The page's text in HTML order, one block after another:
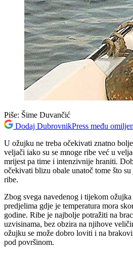
Piše: Šime Duvančić
Dodaj DubrovnikPress među
U ožujku ne treba očekivati znatno
veljači iako su se mnoge ribe već u
mrijest pa time i intenzivnije hraniti.
očekivati blizu obale unatoč tome što
ribe.
Zbog svega navedenog i tijekom
predjelima gdje je temperatura mora
godine. Ribe je najbolje potražiti na
uzvisinama, bez obzira na njihove
ožujku se može dobro loviti i na
pod površinom.